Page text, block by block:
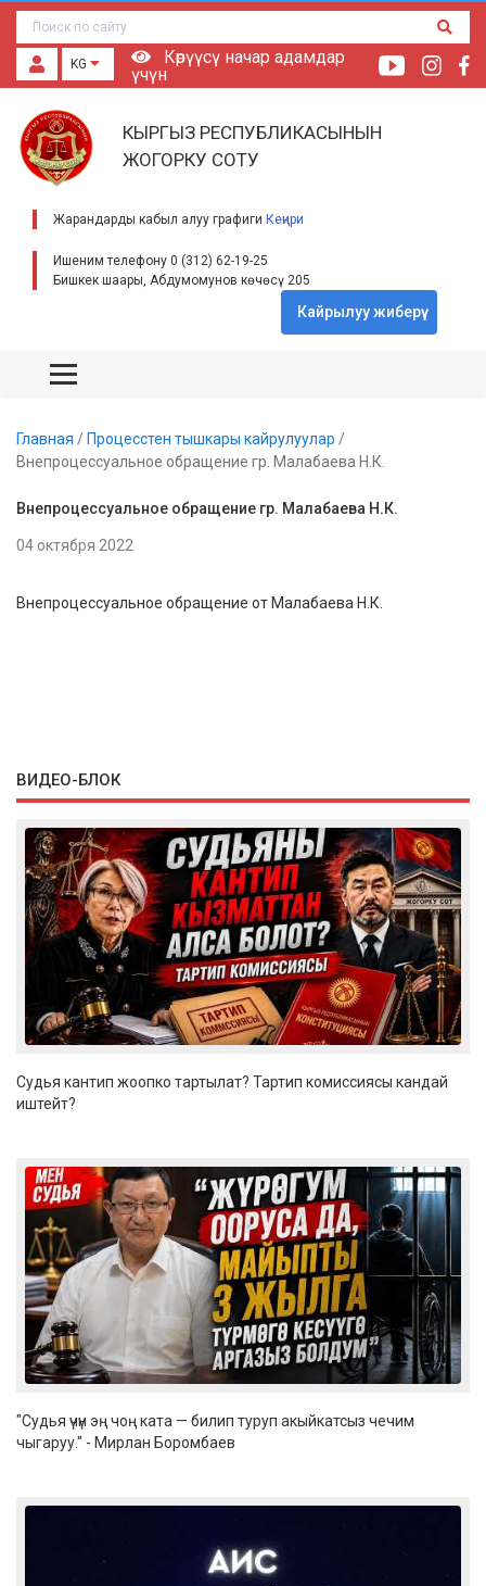
KG
Көрүүсү начар адамдар
үчүн
КЫРГЫЗ РЕСПУБЛИКАСЫНЫН
ЖОГОРКУ СОТУ
Жарандарды кабыл алуу графиги Кеңири
Ишеним телефону 0 (312) 62-19-25
Бишкек шаары, Абдумомунов көчөсү 205
Кайрылуу жиберүү
Главная / Процесстен тышкары кайрулуулар /
Внепроцессуальное обращение гр. Малабаева Н.К.
Внепроцессуальное обращение гр. Малабаева Н.К.
04 октября 2022
Внепроцессуальное обращение от Малабаева Н.К.
ВИДЕО-БЛОК
Судья кантип жоопко тартылат? Тартип комиссиясы кандай
иштейт?
"Судья үчүн эң чоң ката — билип туруп акыйкатсыз чечим
чыгаруу." - Мирлан Боромбаев